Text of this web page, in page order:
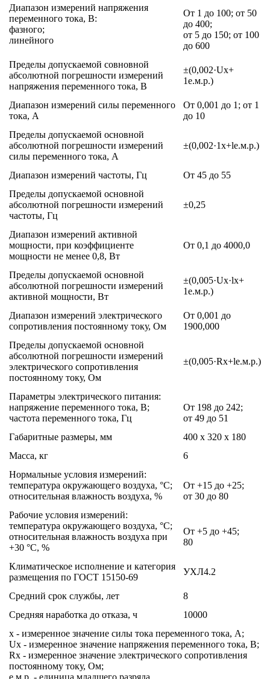
Диапазон измерений напряжения
переменного тока, В:
фазного;
линейного
От 1 до 100; от 50
до 400;
от 5 до 150; от 100
до 600
Пределы допускаемой совновной
абсолютной погрешности измерений
напряжения переменного тока, В
±(0,002·Ux+
1е.м.р.)
Диапазон измерений силы переменного
тока, А
От 0,001 до 1; от 1
до 10
Пределы допускаемой основной
абсолютной погрешности измерений
силы переменного тока, А
±(0,002·1x+lе.м.р.)
Диапазон измерений частоты, Гц
От 45 до 55
Пределы допускаемой основной
абсолютной погрешности измерений
частоты, Гц
±0,25
Диапазон измерений активной
мощности, при коэффициенте
мощности не менее 0,8, Вт
От 0,1 до 4000,0
Пределы допускаемой основной
абсолютной погрешности измерений
активной мощности, Вт
±(0,005·Ux·lx+
1е.м.р.)
Диапазон измерений электрического
сопротивления постоянному току, Ом
От 0,001 до
1900,000
Пределы допускаемой основной
абсолютной погрешности измерений
электрического сопротивления
постоянному току, Ом
±(0,005·Rx+lе.м.р.)
Параметры электрического питания:
напряжение переменного тока, В;
частота переменного тока, Гц
От 198 до 242;
от 49 до 51
Габаритные размеры, мм
400 х 320 х 180
Масса, кг
6
Нормальные условия измерений:
температура окружающего воздуха, °C;
относительная влажность воздуха, %
От +15 до +25;
от 30 до 80
Рабочие условия измерений:
температура окружающего воздуха, °C;
относительная влажность воздуха при
+30 °C, %
От +5 до +45;
80
Климатическое исполнение и категория
размещения по ГОСТ 15150-69
УХЛ4.2
Средний срок службы, лет
8
Средняя наработка до отказа, ч
10000
x - измеренное значение силы тока переменного тока, А;
Ux - измеренное значение напряжения переменного тока, В;
Rx - измеренное значение электрического сопротивления
постоянному току, Ом;
е.м.р. - единица младшего разряда